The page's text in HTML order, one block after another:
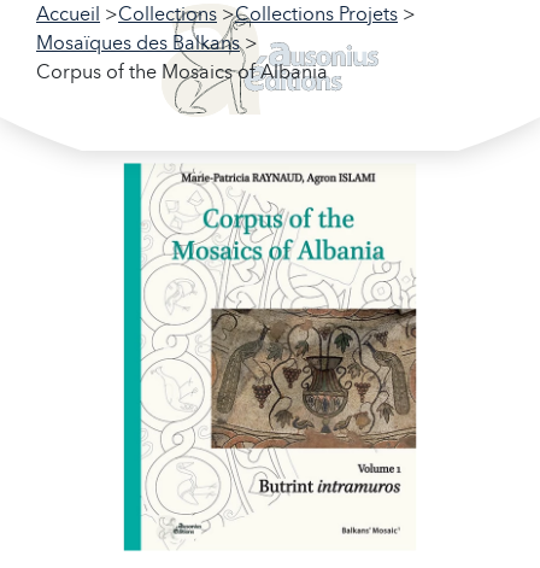
Accueil Collections
Collections Projets
Mosaïques des Balkans
Corpus of the Mosaics of Albania